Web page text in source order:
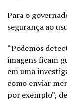
Para o
segurança ao
“Podemos
imagens ficam
em uma
como enviar
por exemplo”,